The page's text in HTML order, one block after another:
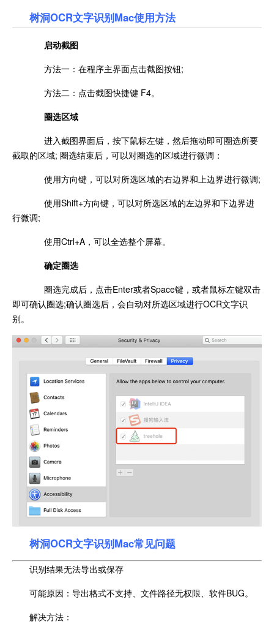
树洞OCR文字识别Mac使用方法
启动截图
方法一：在程序主界面点击截图按钮;
方法二：点击截图快捷键 F4。
圈选区域
进入截图界面后，按下鼠标左键，然后拖动即可圈选所要
截取的区域; 圈选结束后，可以对圈选的区域进行微调：
使用方向键，可以对所选区域的右边界和上边界进行微调;
使用Shift+方向键，可以对所选区域的左边界和下边界进
行微调;
使用Ctrl+A，可以全选整个屏幕。
确定圈选
圈选完成后，点击Enter或者Space键，或者鼠标左键双击
即可确认圈选;确认圈选后，会自动对所选区域进行OCR文字识
别。
树洞OCR文字识别Mac常见问题
识别结果无法导出或保存
可能原因：导出格式不支持、文件路径无权限、软件BUG。
解决方法：